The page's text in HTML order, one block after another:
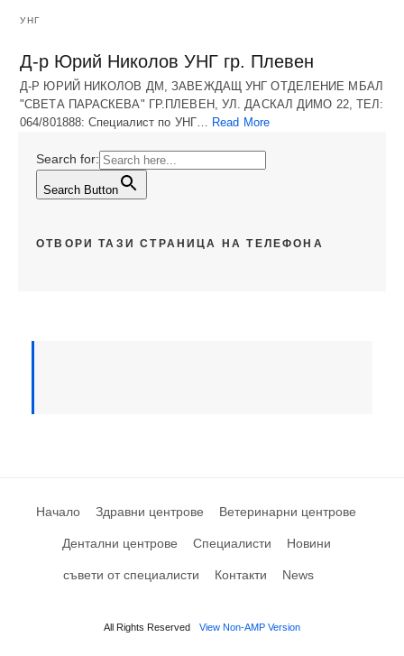
УНГ
Д-р Юрий Николов УНГ гр. Плевен
Д-Р ЮРИЙ НИКОЛОВ ДМ, ЗАВЕЖДАЩ УНГ ОТДЕЛЕНИЕ МБАЛ
"СВЕТА ПАРАСКЕВА" ГР.ПЛЕВЕН, УЛ. ДАСКАЛ ДИМО 22, ТЕЛ:
064/801888: Специалист по УНГ…
Read More
Search for:
Search Button
ОТВОРИ ТАЗИ СТРАНИЦА НА ТЕЛЕФОНА
Начало Здравни центрове Ветеринарни центрове
Дентални центрове Специалисти Новини
съвети от специалисти Контакти News
All Rights Reserved View Non-AMP Version